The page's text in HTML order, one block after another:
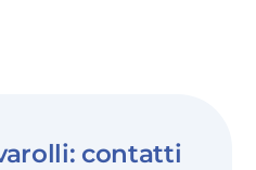
contatti